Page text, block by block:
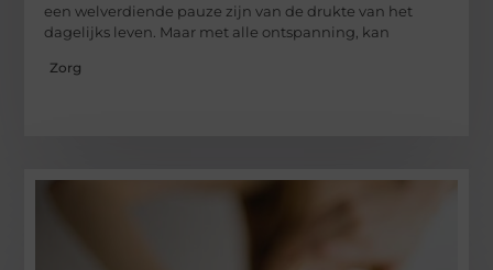
een welverdiende pauze zijn van de drukte van het
dagelijks leven. Maar met alle ontspanning, kan
Zorg